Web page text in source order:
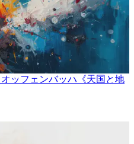
ッフェンバッハ《天国と地